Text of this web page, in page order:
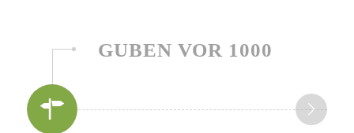
GUBEN VOR 1000